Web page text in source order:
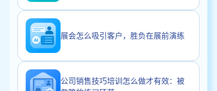
展会怎么吸引客户，胜负在展前演练
公司销售技巧培训怎么做才有效：被